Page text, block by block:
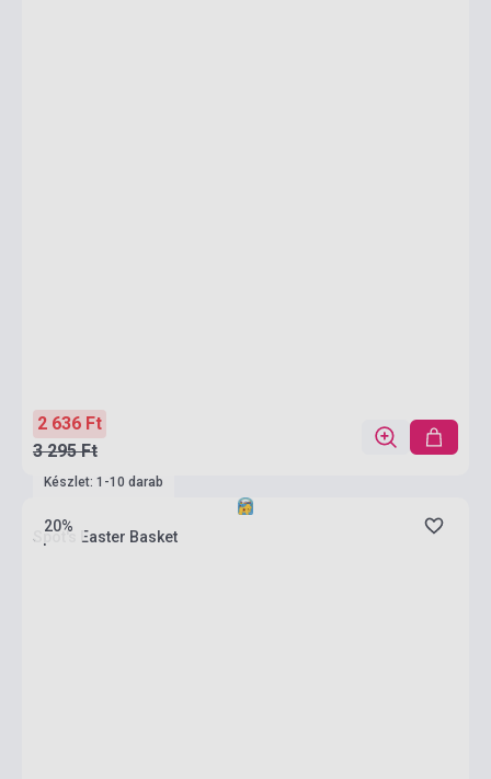
2 636 Ft
3 295 Ft
20%
Készlet: 1-10 darab
Spot's Easter Basket